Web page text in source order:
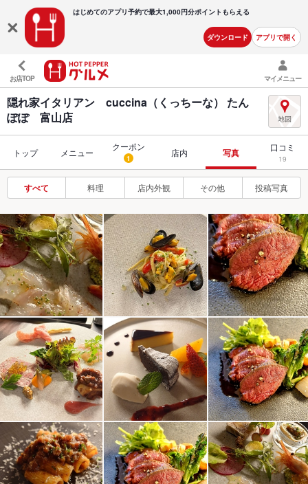
はじめてのアプリ予約で最大1,000円分ポイントもらえる
ダウンロード アプリで開く
お店TOP マイメニュー
隠れ家イタリアン cuccina（くっちーな） たん
ぽぽ 富山店
トップ メニュー
クーポン
1 店内 写真 口コミ
19
すべて 料理 店内外観 その他 投稿写真